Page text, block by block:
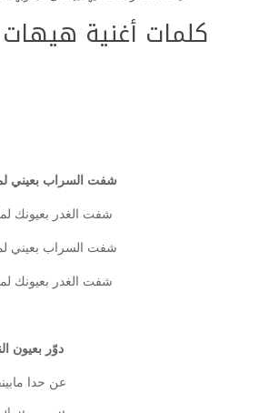
كلمات أغنية
شفت السراب بعيني
شفت الغدر بعيونك
شفت السراب بعيني
شفت الغدر بعيونك
دوّر بعيون
عن حدا